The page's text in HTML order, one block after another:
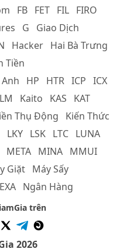
FB FET FIL FIRO
G
Giao Dịch
Hacker Hai Bà Trưng
Tiền
HP HTR ICP ICX
Kaito KAS
KAT
Thụ Động
Kiến Thức
LKY LSK LTC LUNA
META MINA MMUI
Giặt Máy Sấy
Ngân Hàng
trên
2026